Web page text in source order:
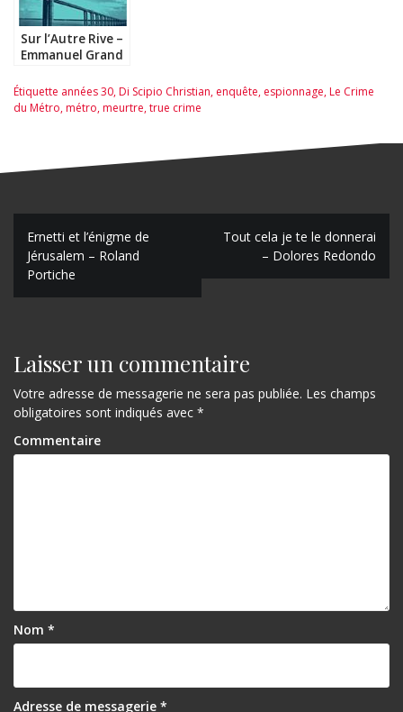
Sur l’Autre Rive –
Emmanuel Grand
Étiquette années 30,Di Scipio Christian, enquête, espionnage,Le Crime
du Métro,métro,meurtre,true crime
N
a
v
g
a
t
i
l
’
r
Ernetti et l’énigme de
Jérusalem – Roland
Portiche
Tout cela je te le donnerai
– Dolores Redondo
Laisser un commentaire
Votre adresse de messagerie ne sera pas publiée. Les champs
obligatoires sont indiqués avec *
Commentaire
Nom *
Adresse de messagerie *